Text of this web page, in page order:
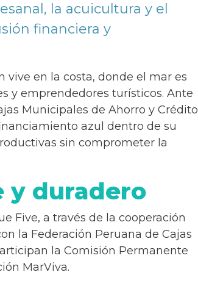
la acuicultura y el
financiera y
vive en la costa, donde el mar es
y emprendedores turísticos. Ante
Municipales de Ahorro y Crédito
azul dentro de su
sin comprometer la
y duradero
Five, a través de la cooperación
la Federación Peruana de Cajas
la Comisión Permanente
MarViva.